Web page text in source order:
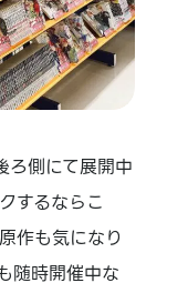
ろ側にて展開中
するならこ
作も気になり
随時開催中な